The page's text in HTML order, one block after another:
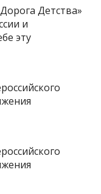
Детства»
и
эту